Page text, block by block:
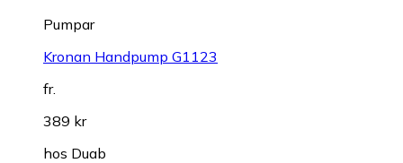
Pumpar
Kronan Handpump G1123
fr.
389 kr
hos Duab